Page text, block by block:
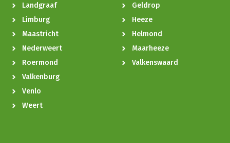
Landgraaf
Limburg
Maastricht
Nederweert
Roermond
Valkenburg
Venlo
Weert
Geldrop
Heeze
Helmond
Maarheeze
Valkenswaard